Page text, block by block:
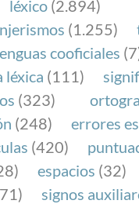
léxico (2.894)
(1.255)
cooficiales
léxica (111)
(323)
(248)
errores
(420)
espacios (32)
signos